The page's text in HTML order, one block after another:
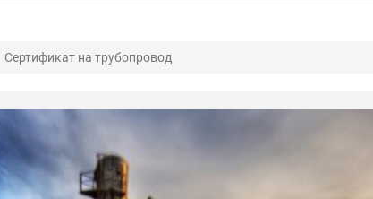
Сертификат на трубопровод